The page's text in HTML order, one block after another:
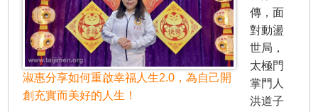
淑惠分享如何重啟幸福人生2.0，為自己開
創充實而美好的人生！
傳，面
對動盪
世局，
太極門
掌門人
洪道子